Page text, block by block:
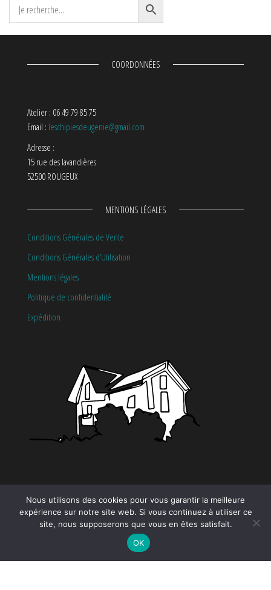
COORDONNÉES
Atelier : 06 49 79 85 75
Email : leschipiesdeugenie@gmail.com
Adresse :
15 rue des lavandières
52500 ROUGEUX
MENTIONS LÉGALES
Conditions Générales de Vente
Conditions Générales d’Utilisation
Mentions légales
Politique de confidentialité
Expédition
CATÉGORIES
Tendance
Nous utilisons des cookies pour vous garantir la meilleure
expérience sur notre site web. Si vous continuez à utiliser ce
site, nous supposerons que vous en êtes satisfait.
OK